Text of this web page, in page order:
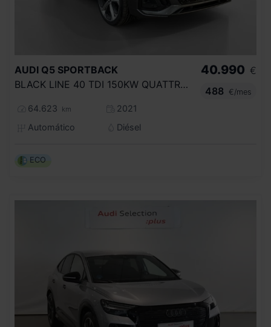
AUDI Q5 SPORTBACK
BLACK LINE 40 TDI 150KW QUATTRO ULTRA
64.623 km
2021
Automático
Diésel
40.990 €
488
€/mes
ECO